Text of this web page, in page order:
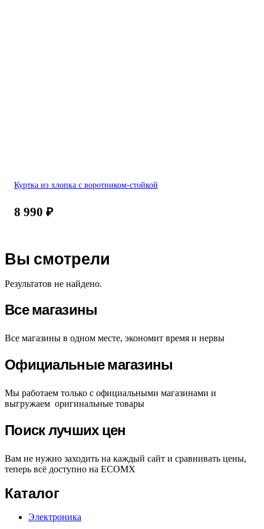
Куртка из хлопка с воротником-стойкой
8 990 ₽
Вы смотрели
Результатов не найдено.
Все магазины
Все магазины в одном месте, экономит время и нервы
Официальные магазины
Мы работаем только с официальными магазинами и
выгружаем оригинальные товары
Поиск лучших цен
Вам не нужно заходить на каждый сайт и сравнивать цены,
теперь всё доступно на ECOMX
Каталог
Электроника